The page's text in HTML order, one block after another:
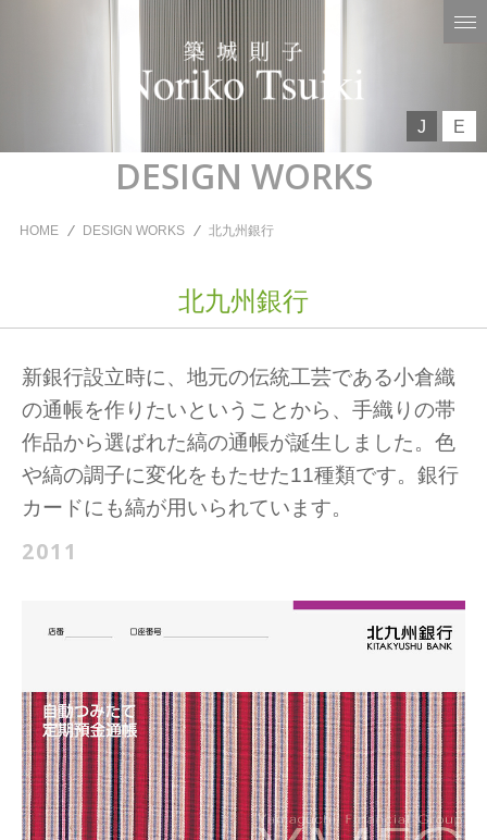
J E
DESIGN WORKS
HOME DESIGN WORKS 北九州銀行
北九州銀行
新銀行設立時に、地元の伝統工芸である小倉織
の通帳を作りたいということから、手織りの帯
作品から選ばれた縞の通帳が誕生しました。色
や縞の調子に変化をもたせた11種類です。銀行
カードにも縞が用いられています。
2011